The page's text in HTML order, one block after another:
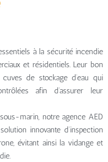
à la sécurité incendie
et résidentiels. Leur bon
de stockage d’eau qui
afin d’assurer leur
marin, notre agence AED
innovante d’inspection
évitant ainsi la vidange et